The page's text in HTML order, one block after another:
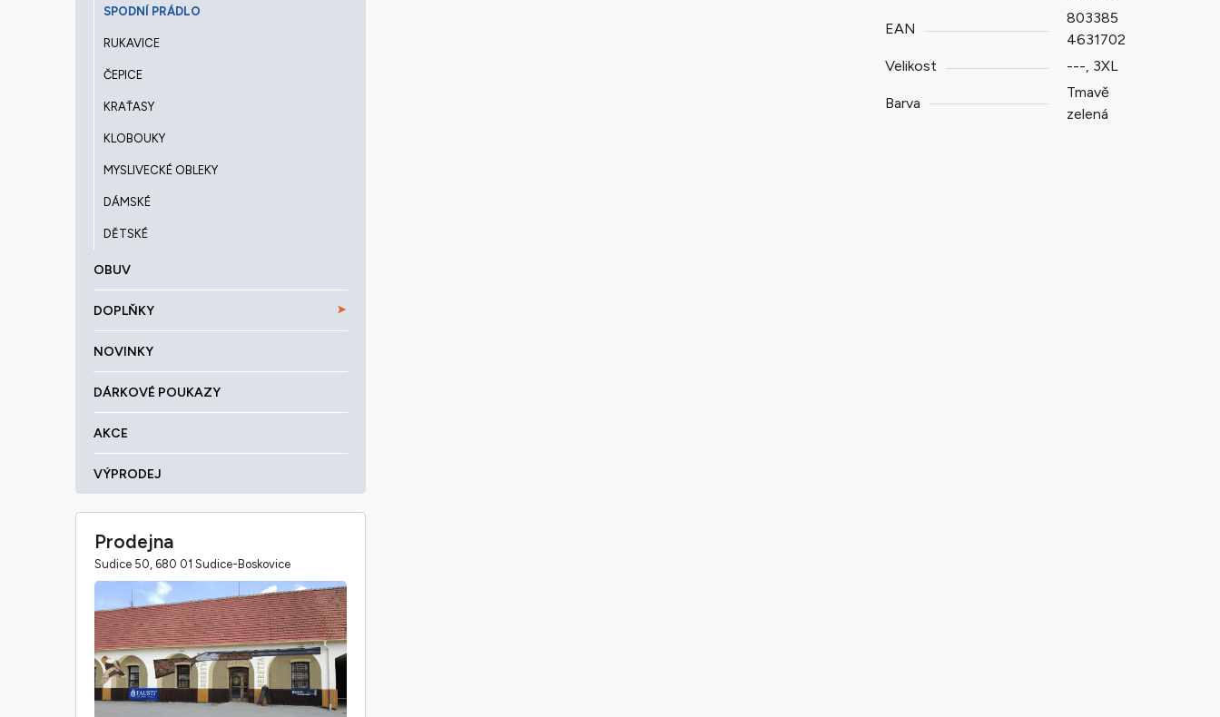
SPODNÍ PRÁDLO
RUKAVICE
ČEPICE
KRAŤASY
KLOBOUKY
MYSLIVECKÉ OBLEKY
DÁMSKÉ
DĚTSKÉ
OBUV
DOPLŇKY
NOVINKY
DÁRKOVÉ POUKAZY
AKCE
VÝPRODEJ
Prodejna
Sudice 50, 680 01 Sudice-Boskovice
EAN
803385
4631702
Velikost
---, 3XL
Barva
Tmavě
zelená